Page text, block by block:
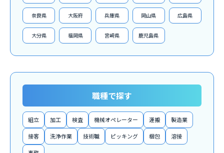
奈良県 大阪府 兵庫県 岡山県 広島県
大分県 福岡県 宮崎県 鹿児島県
職種で探す
組立 加工 検査 機械オペレーター 運搬 製造業
接客 洗浄作業 技術職 ピッキング 梱包 溶接